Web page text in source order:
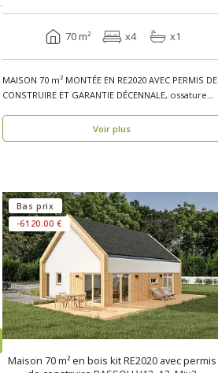
70 m² x4 x1
MAISON 70 m² MONTÉE EN RE2020 AVEC PERMIS DE
CONSTRUIRE ET GARANTIE DÉCENNALE, ossature
Voir plus
Bas prix
-6120.00 €
Maison 70 m² en bois kit RE2020 avec permis